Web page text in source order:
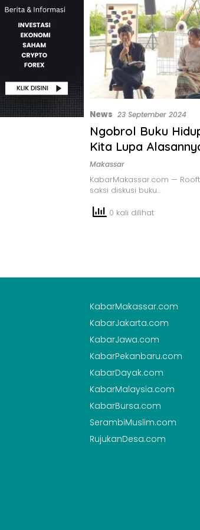
News 23 September 2024
Ngobrol Buku
Kita Lupa
Merekam
Makassar
KabarMakassar.com —
saksi diskusi buku…
0 kali dilihat
KabarMakassar.com
KabarJakarta.com
KabarJawa.com
KabarPekanbaru.com
KabarDayak.com
KabarMalaysia.com
KabarBursa.com
SerambiMuslim.com
RujukanDesa.com